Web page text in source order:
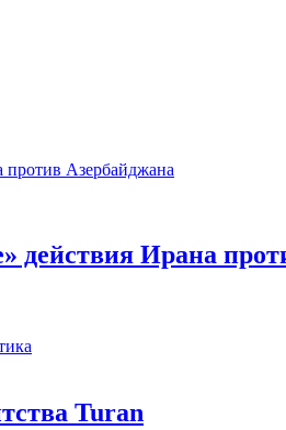
действия Ирана
Turan